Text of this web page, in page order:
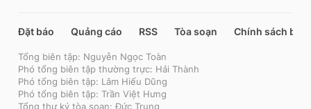
Đặt báo Quảng cáo RSS Tòa soạn Chính sách bảo
Tổng biên tập: Nguyễn Ngọc Toàn
Phó tổng biên tập thường trực: Hải Thành
Phó tổng biên tập: Lâm Hiếu Dũng
Phó tổng biên tập: Trần Việt Hưng
Tổng thư ký tòa soạn: Đức Trung